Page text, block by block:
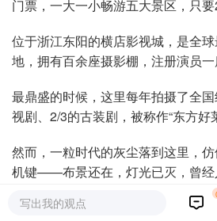
门票，一大一小畅游五大景区，只
位于浙江东阳的横店影视城，是全
地，拥有百余座摄影棚，注册演员一
最鼎盛的时候，这里每年拍摄了全
视剧、2/3的古装剧，被称作“东方好
然而，一粒时代的灰尘落到这里，
机键——布景还在，灯光已灭，曾经
坞”，如今只剩下一镜到底的冷清。
写出我的观点